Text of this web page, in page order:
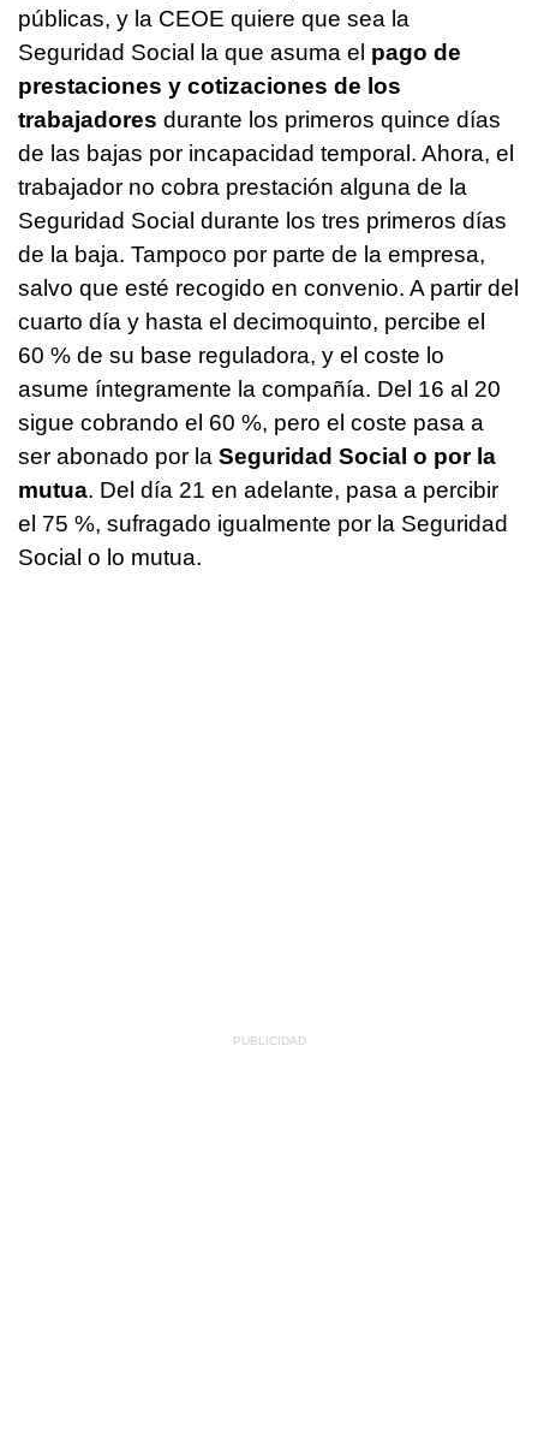
públicas, y la CEOE quiere que sea la
Seguridad Social la que asuma el pago de
prestaciones y cotizaciones de los
trabajadores durante los primeros quince días
de las bajas por incapacidad temporal. Ahora, el
trabajador no cobra prestación alguna de la
Seguridad Social durante los tres primeros días
de la baja. Tampoco por parte de la empresa,
salvo que esté recogido en convenio. A partir del
cuarto día y hasta el decimoquinto, percibe el
60 % de su base reguladora, y el coste lo
asume íntegramente la compañía. Del 16 al 20
sigue cobrando el 60 %, pero el coste pasa a
ser abonado por la Seguridad Social o por la
mutua. Del día 21 en adelante, pasa a percibir
el 75 %, sufragado igualmente por la Seguridad
Social o lo mutua.